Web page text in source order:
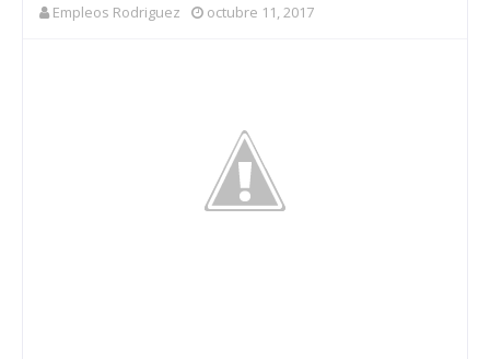
Empleos Rodriguez octubre 11, 2017